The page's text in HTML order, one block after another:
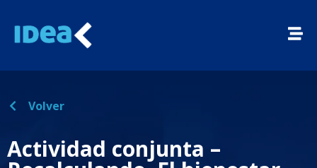
Volver
Actividad conjunta –